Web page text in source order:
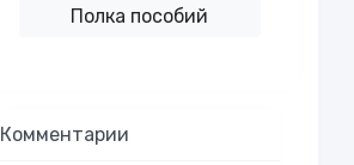
Полка пособий
Комментарии